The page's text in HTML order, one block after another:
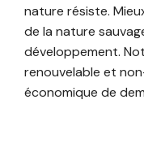
nature résiste.
de la nature
développement.
renouvelable et
économique de